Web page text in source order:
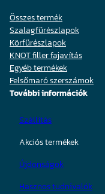
Összes termék
Szalagfűrészlapok
Körfűrészlapok
KNOT filler fajavítás
Egyéb termékek
Felsőmaró szerszámok
További információk
Szállítás
Akciós termékek
Újdonságok
Hasznos tudnivalók